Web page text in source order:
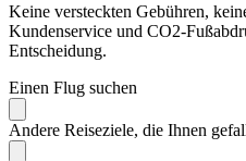
Keine versteckten Gebühren,
Kundenservice und CO2-
Entscheidung.
Einen Flug suchen
Andere Reiseziele, die Ihnen